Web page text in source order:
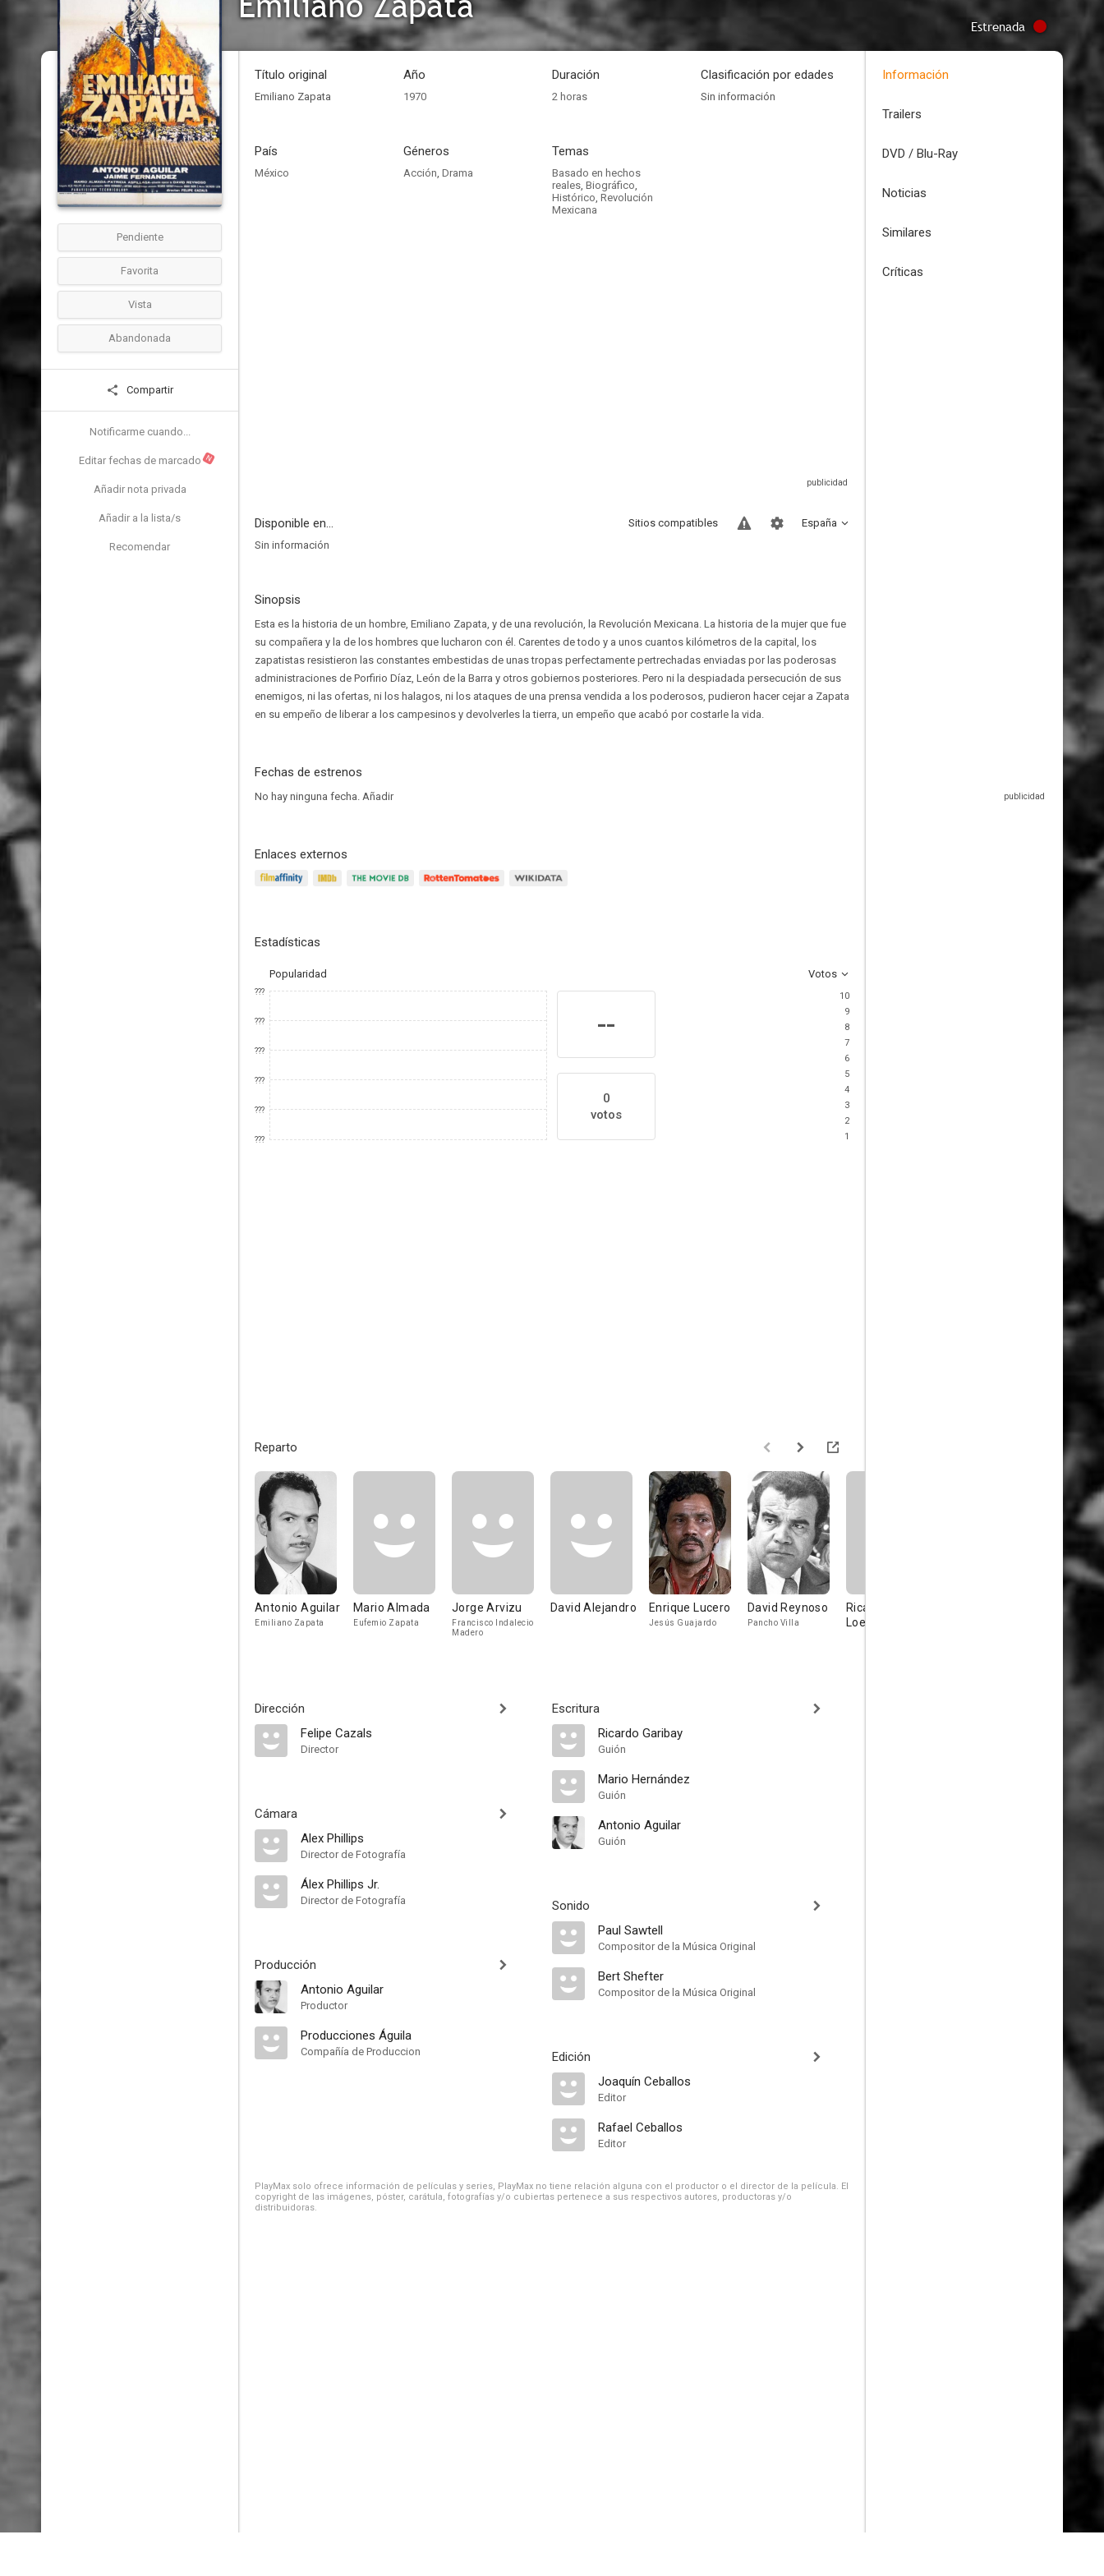
Estrenada
Pendiente
Favorita
Vista
Abandonada
Compartir
Notificarme cuando...
Editar fechas de marcado N
Añadir nota privada
Añadir a la lista/s
Recomendar
Título original
Emiliano Zapata
Año
1970
Duración
2 horas
Clasificación por edades
Sin información
País
México
Géneros
Acción, Drama
Temas
Basado en hechos
reales, Biográfico,
Histórico, Revolución
Mexicana
Disponible en... España
Sitios compatibles
Sin información
Sinopsis
Esta es la historia de un hombre, Emiliano Zapata, y de una revolución, la Revolución Mexicana. La historia de la mujer que fue
su compañera y la de los hombres que lucharon con él. Carentes de todo y a unos cuantos kilómetros de la capital, los
zapatistas resistieron las constantes embestidas de unas tropas perfectamente pertrechadas enviadas por las poderosas
administraciones de Porfirio Díaz, León de la Barra y otros gobiernos posteriores. Pero ni la despiadada persecución de sus
enemigos, ni las ofertas, ni los halagos, ni los ataques de una prensa vendida a los poderosos, pudieron hacer cejar a Zapata
en su empeño de liberar a los campesinos y devolverles la tierra, un empeño que acabó por costarle la vida.
Fechas de estrenos
No hay ninguna fecha. Añadir
Enlaces externos
Estadísticas
Popularidad Votos
???
???
???
???
???
???
--
0
votos
10
9
8
7
6
5
4
3
2
1
Reparto
Antonio Aguilar
Emiliano Zapata
Mario Almada
Eufemio Zapata
Jorge Arvizu
Francisco Indalecio
Madero
David Alejandro Enrique Lucero
Jesús Guajardo
David Reynoso
Pancho Villa
Ricardo de
Loera
Dirección
Felipe Cazals
Director
Cámara
Alex Phillips
Director de Fotografía
Álex Phillips Jr.
Director de Fotografía
Producción
Antonio Aguilar
Productor
Producciones Águila
Compañía de Produccion
Escritura
Ricardo Garibay
Guión
Mario Hernández
Guión
Antonio Aguilar
Guión
Sonido
Paul Sawtell
Compositor de la Música Original
Bert Shefter
Compositor de la Música Original
Edición
Joaquín Ceballos
Editor
Rafael Ceballos
Editor
PlayMax solo ofrece información de películas y series, PlayMax no tiene relación alguna con el productor o el director de la película. El
copyright de las imágenes, póster, carátula, fotografías y/o cubiertas pertenece a sus respectivos autores, productoras y/o
distribuidoras.
Información
Trailers
DVD / Blu-Ray
Noticias
Similares
Críticas